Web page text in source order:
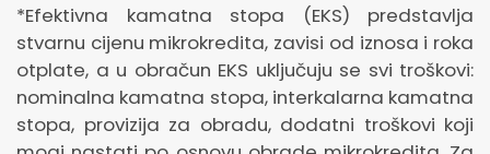
*Efektivna kamatna stopa (EKS) predstavlja
stvarnu cijenu mikrokredita, zavisi od iznosa i roka
otplate, a u obračun EKS uključuju se svi troškovi:
nominalna kamatna stopa, interkalarna kamatna
stopa, provizija za obradu, dodatni troškovi koji